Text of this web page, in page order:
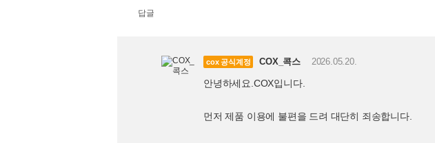
답글
cox 공식계정 COX_콕스 2026.05.20.
안녕하세요.COX입니다.
먼저 제품 이용에 불편을 드려 대단히 죄송합니다.